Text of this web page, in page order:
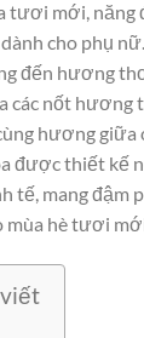
tươi mới, năng
cho phụ
đến hương
các nốt hương
hương giữa
được thiết kế
tế, mang đậm
hè tươi